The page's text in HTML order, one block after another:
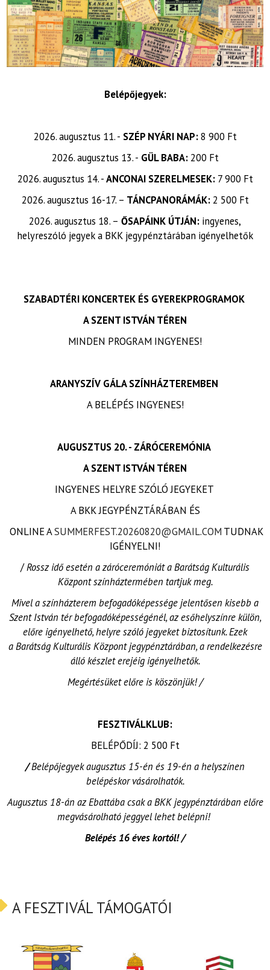
Belépőjegyek:
2026. augusztus 11. - SZÉP NYÁRI NAP:8 900 Ft
2026. augusztus 13. - GÜL BABA:200 Ft
2026. augusztus 14. -ANCONAI SZERELMESEK: 7 900 Ft
2026. augusztus 16-17. – TÁNCPANORÁMÁK:2 500 Ft
2026. augusztus 18. – ŐSAPÁINK ÚTJÁN: ingyenes,
helyreszóló jegyek a BKK jegypénztárában igényelhetők
SZABADTÉRI KONCERTEK ÉS GYEREKPROGRAMOK
A SZENT ISTVÁN TÉREN
MINDEN PROGRAM INGYENES!
ARANYSZÍV GÁLA SZÍNHÁZTEREMBEN
A BELÉPÉS INGYENES!
AUGUSZTUS 20. - ZÁRÓCEREMÓNIA
A SZENT ISTVÁN TÉREN
INGYENES HELYRE SZÓLÓ JEGYEKET
A BKK JEGYPÉNZTÁRÁBAN ÉS
ONLINE ASUMMERFEST.20260820@GMAIL.COM TUDNAK
IGÉNYELNI!
/Rossz idő esetén a záróceremóniát a Barátság Kulturális
Központ színháztermében tartjuk meg.
Mivel a színházterem befogadóképessége jelentősen kisebb a
Szent István tér befogadóképességénél, az esőhelyszínre külön,
előre igényelhető, helyre szóló jegyeket biztosítunk. Ezek
a Barátság Kulturális Központ jegypénztárában, a rendelkezésre
álló készlet erejéig igényelhetők.
Megértésüket előre is köszönjük! /
FESZTIVÁLKLUB:
BELÉPŐDÍJ: 2 500 Ft
/Belépőjegyek augusztus 15-én és 19-én a helyszínen
belépéskor vásárolhatók.
Augusztus 18-án az Ebattába csak a BKK jegypénztárában előre
megvásárolható jeggyel lehet belépni!
Belépés 16 éves kortól! /
A FESZTIVÁL TÁMOGATÓI